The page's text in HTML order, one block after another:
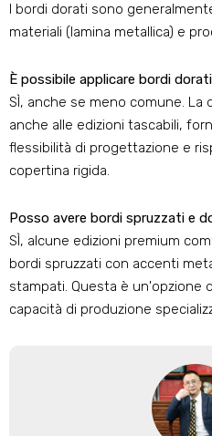
I bordi dorati sono
materiali (lamina metallica) e
È possibile applicare bordi
SÌ, anche se meno comune. La
anche alle edizioni tascabili,
flessibilità di progettazione e
copertina rigida.
Posso avere bordi spruzzati e
SÌ, alcune edizioni premium
bordi spruzzati con accenti
stampati. Questa è un'opzione
capacità di produzione